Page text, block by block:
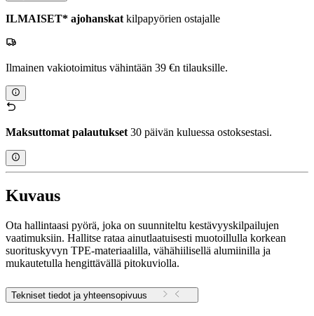
ILMAISET* ajohanskat kilpapyörien ostajalle
Ilmainen vakiotoimitus vähintään 39 €n tilauksille.
Maksuttomat palautukset 30 päivän kuluessa ostoksestasi.
Kuvaus
Ota hallintaasi pyörä, joka on suunniteltu kestävyyskilpailujen
vaatimuksiin. Hallitse rataa ainutlaatuisesti muotoillulla korkean
suorituskyvyn TPE-materiaalilla, vähähiilisellä alumiinilla ja
mukautetulla hengittävällä pitokuviolla.
Tekniset tiedot ja yhteensopivuus